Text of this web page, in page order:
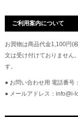
ご利用案内について
お買物は商品代金1,100円(
文は受け付けておりません
す。
● お問い合わせ用 電話番号
● メールアドレス：info@i-